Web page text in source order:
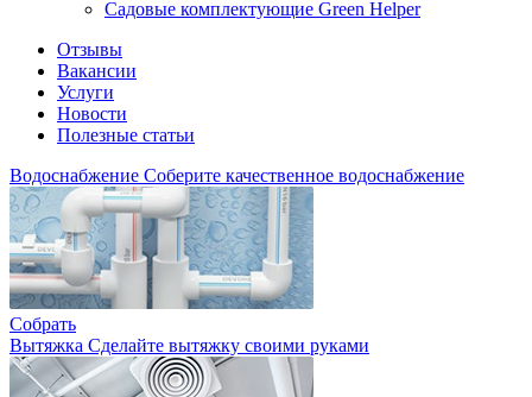
Садовые комплектующие Green Helper
Отзывы
Вакансии
Услуги
Новости
Полезные статьи
Водоснабжение Соберите качественное водоснабжение
Собрать
Вытяжка Сделайте вытяжку своими руками